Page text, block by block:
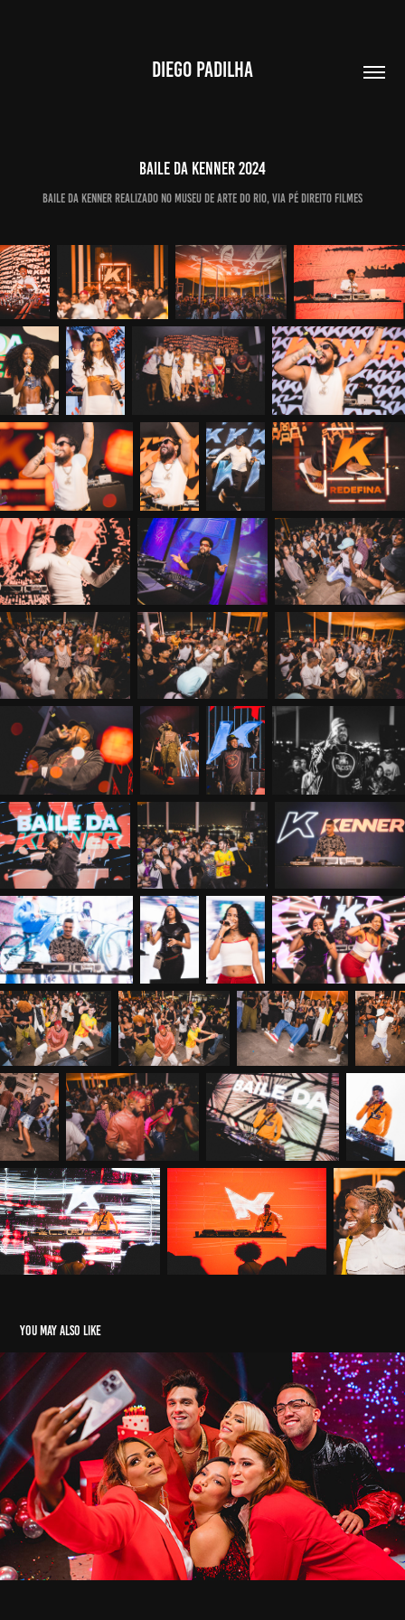
DIEGO PADILHA
Baile da Kenner 2024
Baile da Kenner realizado no Museu de arte do rio, via Pé Direito Filmes
You may also like
Americanas.com - Festão da Juliette
2021